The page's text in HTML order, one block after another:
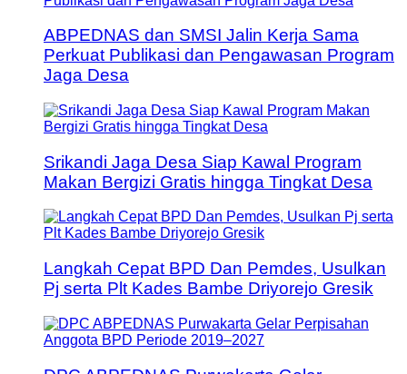
ABPEDNAS dan SMSI Jalin Kerja Sama
Perkuat Publikasi dan Pengawasan Program
Jaga Desa
Srikandi Jaga Desa Siap Kawal Program
Makan Bergizi Gratis hingga Tingkat Desa
Langkah Cepat BPD Dan Pemdes, Usulkan
Pj serta Plt Kades Bambe Driyorejo Gresik